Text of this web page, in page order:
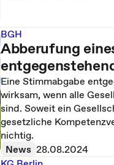
BGH
Abberufung
Eine Stimmabgabe
wirksam, wenn alle
sind. Soweit ein
gesetzliche
nichtig.
News 28.08.2024